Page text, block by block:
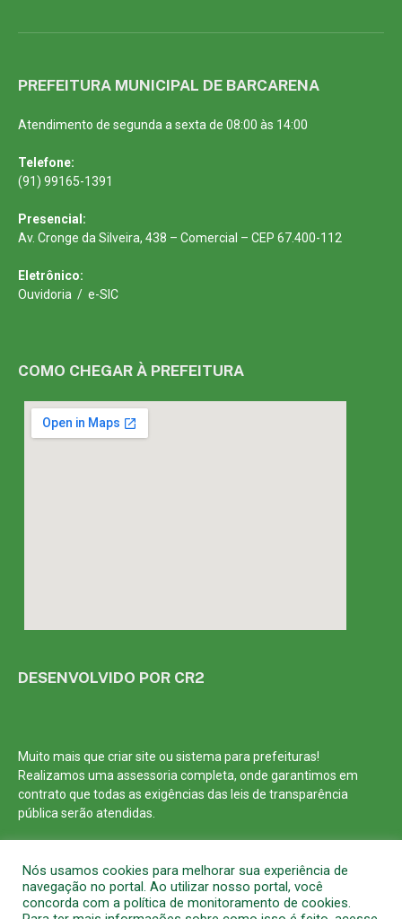
PREFEITURA MUNICIPAL DE BARCARENA
Atendimento de segunda a sexta de 08:00 às 14:00
Telefone:
(91) 99165-1391
Presencial:
Av. Cronge da Silveira, 438 – Comercial – CEP 67.400-112
Eletrônico:
Ouvidoria / e-SIC
COMO CHEGAR À PREFEITURA
DESENVOLVIDO POR CR2
Muito mais que criar site ou sistema para prefeituras!
Realizamos umaassessoriacompleta, onde garantimos em
contrato que todas as exigências das leis de transparência
públicaserão atendidas.
Nós usamos cookies para melhorar sua experiência de
navegação no portal. Ao utilizar nosso portal, você
concorda com a política de monitoramento de cookies.